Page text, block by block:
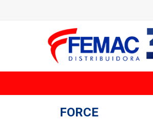
FORCE